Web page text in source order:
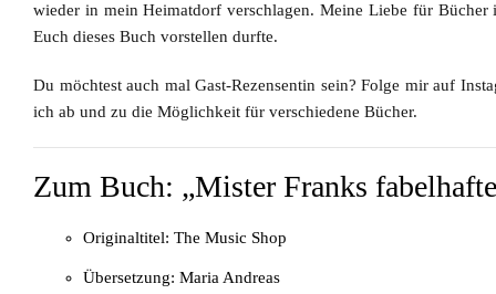
wieder in mein Heimatdorf verschlagen. Meine Liebe für
Euch dieses Buch vorstellen durfte.
Du möchtest auch mal Gast-Rezensentin sein? Folge mir auf
ich ab und zu die Möglichkeit für verschiedene Bücher.
Zum Buch: „Mister Franks
Originaltitel: The Music Shop
Übersetzung: Maria Andreas